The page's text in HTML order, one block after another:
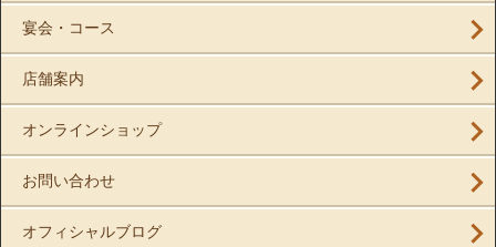
宴会・コース
店舗案内
オンラインショップ
お問い合わせ
オフィシャルブログ